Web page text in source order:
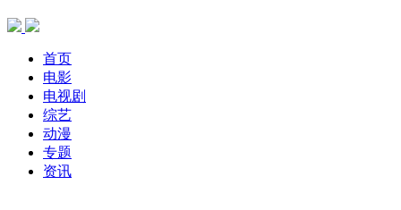
首页
电影
电视剧
综艺
动漫
专题
资讯